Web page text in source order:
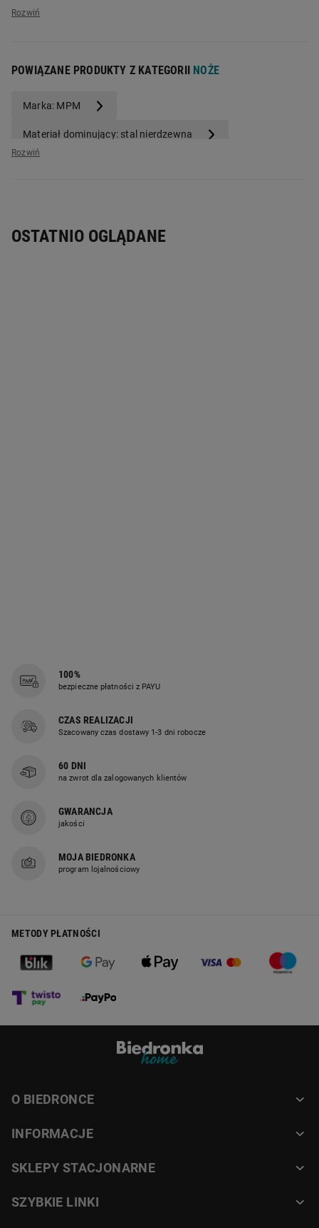
deska i uchwyty noży wykonane z naturalnego drewna
ostrza ze stali nierdzewnej
deska z profilowanymi kanalikami zatrzymującymi soki z
Nazwa producenta:
POWIĄZANE PRODUKTY Z KATEGORII NOŻE
Marka: MPM
Materiał dominujący: stal nierdzewna
OSTATNIO OGLĄDANE
100%
bezpieczne płatności z PAYU
CZAS REALIZACJI
Szacowany czas dostawy 1-3 dni robocze
60 DNI
na zwrot dla zalogowanych klientów
GWARANCJA
jakości
MOJA BIEDRONKA
program lojalnościowy
METODY PŁATNOŚCI
O BIEDRONCE
INFORMACJE
SKLEPY STACJONARNE
SZYBKIE LINKI